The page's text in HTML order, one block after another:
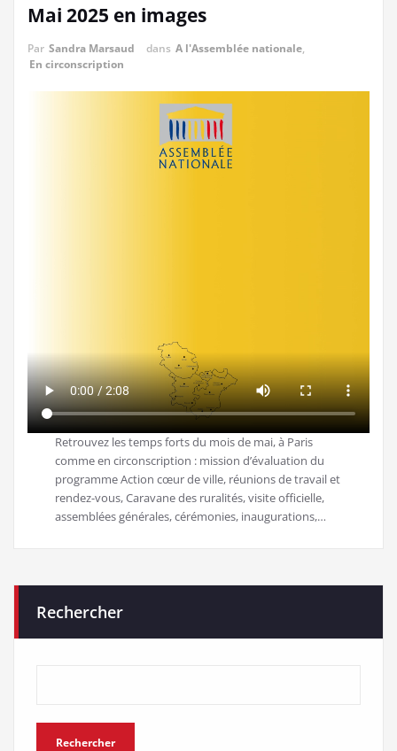
Mai 2025 en images
Par Sandra Marsaud dans A l'Assemblée nationale,
En circonscription
Retrouvez les temps forts du mois de mai, à Paris
comme en circonscription : mission d’évaluation du
programme Action cœur de ville, réunions de travail et
rendez-vous, Caravane des ruralités, visite officielle,
assemblées générales, cérémonies, inaugurations,…
Rechercher
Rechercher